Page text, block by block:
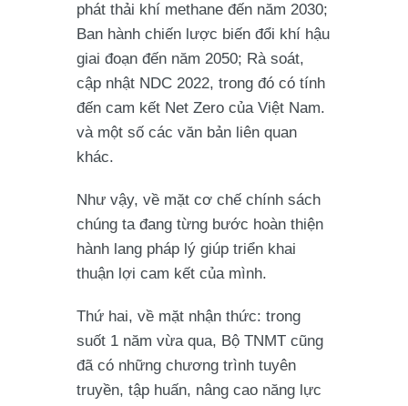
phát thải khí methane đến năm 2030;
Ban hành chiến lược biến đổi khí hậu
giai đoạn đến năm 2050; Rà soát,
cập nhật NDC 2022, trong đó có tính
đến cam kết Net Zero của Việt Nam.
và một số các văn bản liên quan
khác.
Như vậy, về mặt cơ chế chính sách
chúng ta đang từng bước hoàn thiện
hành lang pháp lý giúp triển khai
thuận lợi cam kết của mình.
Thứ hai, về mặt nhận thức: trong
suốt 1 năm vừa qua, Bộ TNMT cũng
đã có những chương trình tuyên
truyền, tập huấn, nâng cao năng lực